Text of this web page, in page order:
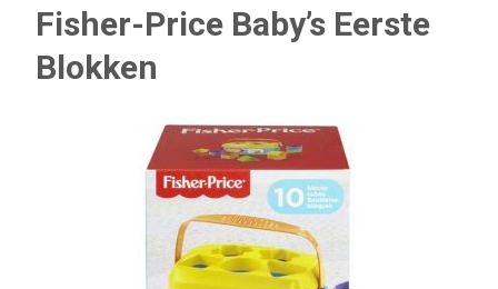
Fisher-Price Baby’s Eerste
Blokken